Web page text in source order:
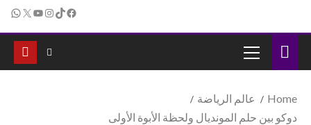
Home
عالم الرياضة
دوكو بين حلم المونديال ولحظة الأبوة الأولى